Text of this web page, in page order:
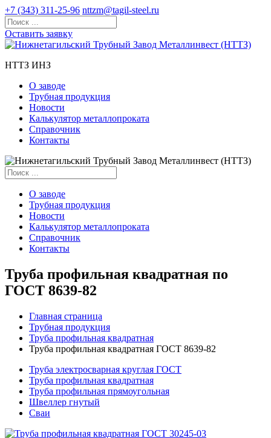
+7 (343) 311-25-96 nttzm@tagil-steel.ru
Оставить заявку
НТТЗ ИНЗ
О заводе
Трубная продукция
Новости
Калькулятор металлопроката
Справочник
Контакты
О заводе
Трубная продукция
Новости
Калькулятор металлопроката
Справочник
Контакты
Труба профильная квадратная по
ГОСТ 8639-82
Главная страница
Трубная продукция
Труба профильная квадратная
Труба профильная квадратная ГОСТ 8639-82
Труба электросварная круглая ГОСТ
Труба профильная квадратная
Труба профильная прямоугольная
Швеллер гнутый
Сваи